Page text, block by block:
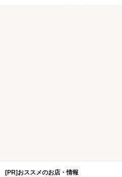
[PR]おススメのお店・情報